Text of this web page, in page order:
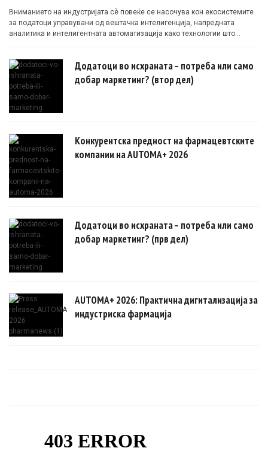
Вниманието на индустријата сè повеќе се насочува кон екосистемите
за податоци управувани од вештачка интелигенција, напредната
аналитика и интелигентната автоматизација како технологии што
Додатоци во исхраната – потреба или само
добар маркетинг? (втор дел)
Конкурентска предност на фармацевтските
компании на AUTOMA+ 2026
Додатоци во исхраната – потреба или само
добар маркетинг? (прв дел)
AUTOMA+ 2026: Практична дигитализација за
индустриска фармација